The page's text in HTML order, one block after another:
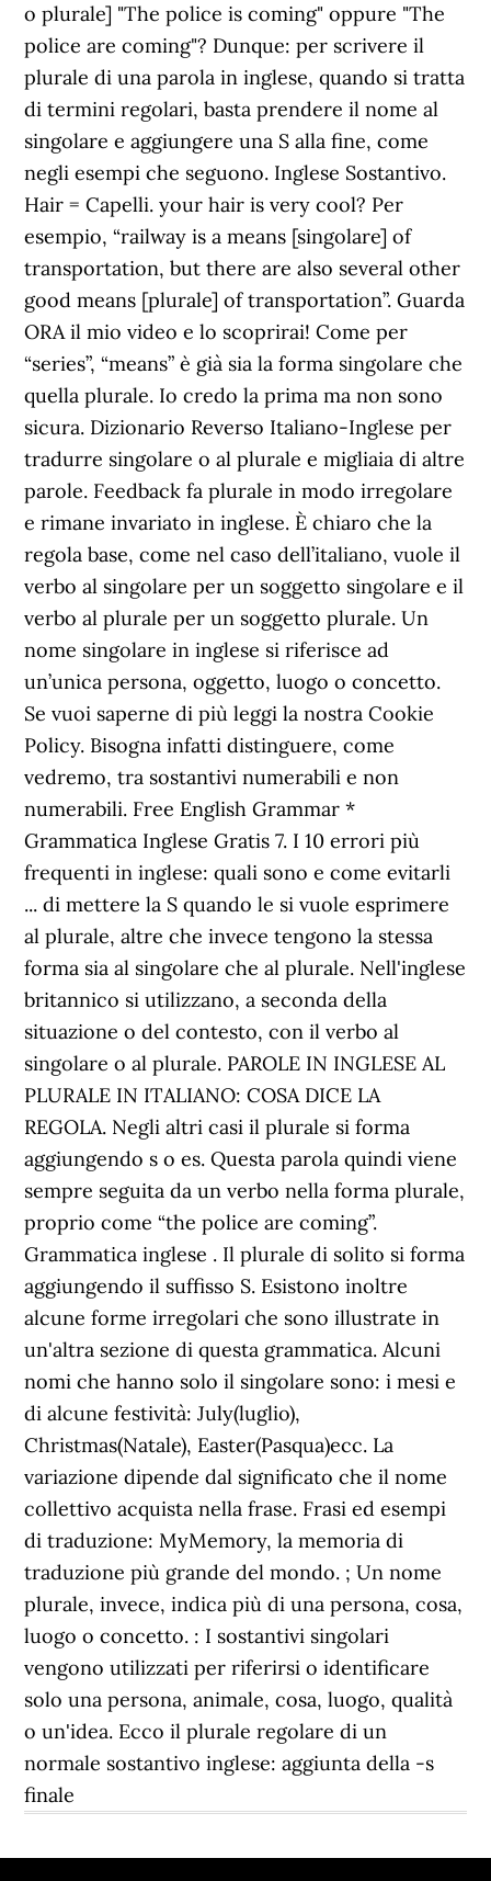
o plurale] "The police is coming" oppure "The
police are coming"? Dunque: per scrivere il
plurale di una parola in inglese, quando si tratta
di termini regolari, basta prendere il nome al
singolare e aggiungere una S alla fine, come
negli esempi che seguono. Inglese Sostantivo.
Hair = Capelli. your hair is very cool? Per
esempio, “rail­way is a means [singolare] of
trans­porta­tion, but there are also sev­eral other
good means [plurale] of trans­porta­tion”. Guarda
ORA il mio video e lo scoprirai! Come per
“series”, “means” è già sia la forma singolare che
quella plurale. Io credo la prima ma non sono
sicura. Dizionario Reverso Italiano-Inglese per
tradurre singolare o al plurale e migliaia di altre
parole. Feedback fa plurale in modo irregolare
e rimane invariato in inglese. È chiaro che la
regola base, come nel caso dell’italiano, vuole il
verbo al singolare per un soggetto singolare e il
verbo al plurale per un soggetto plurale. Un
nome singolare in inglese si riferisce ad
un’unica persona, oggetto, luogo o concetto.
Se vuoi saperne di più leggi la nostra Cookie
Policy. Bisogna infatti distinguere, come
vedremo, tra sostantivi numerabili e non
numerabili. Free English Grammar *
Grammatica Inglese Gratis 7. I 10 errori più
frequenti in inglese: quali sono e come evitarli
... di mettere la S quando le si vuole esprimere
al plurale, altre che invece tengono la stessa
forma sia al singolare che al plurale. Nell'inglese
britannico si utilizzano, a seconda della
situazione o del contesto, con il verbo al
singolare o al plurale. PAROLE IN INGLESE AL
PLURALE IN ITALIANO: COSA DICE LA
REGOLA. Negli altri casi il plurale si forma
aggiungendo s o es. Questa parola quindi viene
sempre seguita da un verbo nella forma plurale,
proprio come “the police are coming”.
Grammatica inglese . Il plurale di solito si forma
aggiungendo il suffisso S. Esistono inoltre
alcune forme irregolari che sono illustrate in
un'altra sezione di questa grammatica. Alcuni
nomi che hanno solo il singolare sono: i mesi e
di alcune festività: July(luglio),
Christmas(Natale), Easter(Pasqua)ecc. La
variazione dipende dal significato che il nome
collettivo acquista nella frase. Frasi ed esempi
di traduzione: MyMemory, la memoria di
traduzione più grande del mondo. ; Un nome
plurale, invece, indica più di una persona, cosa,
luogo o concetto. : I sostantivi singolari
vengono utilizzati per riferirsi o identificare
solo una persona, animale, cosa, luogo, qualità
o un'idea. Ecco il plurale regolare di un
normale sostantivo inglese: aggiunta della -s
finale